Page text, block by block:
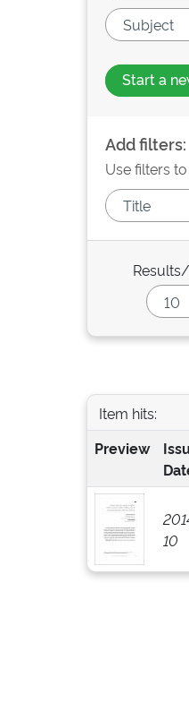
Start a
Add filters:
Use filters
Item hits:
Preview
10